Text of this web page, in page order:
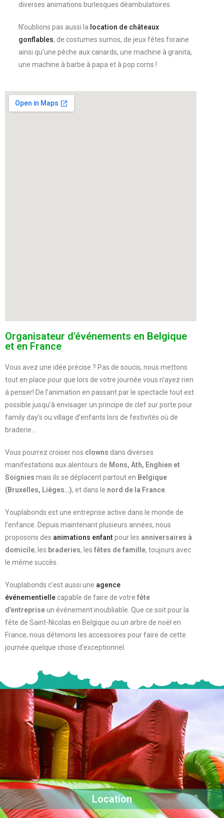
diverses animations burlesques déambulatoires.
N’oublions pas aussi la location de châteaux
gonflables, de costumes sumos, de jeux fêtes foraine
ainsi qu’une pêche aux canards, une machine à granita,
une machine à barbe à papa et à pop corns !
Organisateur d'événements en Belgique
et en France
Vous avez une idée précise ? Pas de soucis, nous mettons
tout en place pour que lors de votre journée vous n’ayez rien
à penser! De l’animation en passant par le spectacle tout est
possible jusqu’à envisager un principe de clef sur porte pour
family day’s ou village d’enfants lors de festivités où de
braderie…
Vous pourrez croiser nos clowns dans diverses
manifestations aux alentours de Mons, Ath, Enghien et
Soignies mais ils se déplacent partout en Belgique
(Bruxelles, Lièges…), et dans le nord de la France.
Youplabonds est une entreprise active dans le monde de
l’enfance. Depuis maintenant plusieurs années, nous
proposons des animations enfantpour les anniversaires à
domicile, les braderies, les fêtes de famille, toujours avec
le même succès.
Youplabonds c’est aussi une agence
événementielle capable de faire de votre fête
d’entrepriseun événement inoubliable. Que ce soit pour la
fête de Saint-Nicolas en Belgique ou un arbre de noël en
France, nous détenons les accessoires pour faire de cette
journée quelque chose d’exceptionnel.
Location